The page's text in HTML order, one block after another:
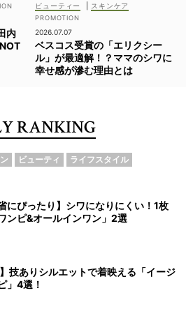
内
ビューティー スキンケア
2026.07.07
ベスコス受賞の「エリクシー
ル」が最適解！？ママのシワに
幸せ感が滲む理由とは
RANKING
ビューティ ライフスタイル
にぴったり】シワになりにくい！1枚
ンピ&オールインワン」2選
】技ありシルエットで着映える「イージ
」4選！